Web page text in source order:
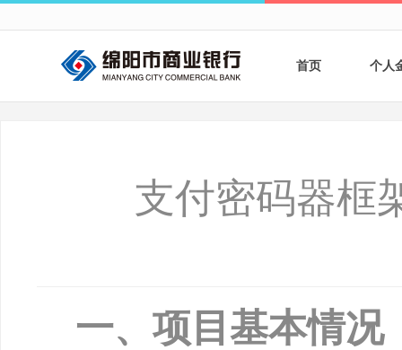
首页 个人
银
支付密码器框
一、项目基本情况